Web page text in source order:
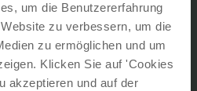
um die Benutzererfahrung
zu verbessern, um die
zu ermöglichen und um
Klicken Sie auf 'Cookies
akzeptieren und auf der